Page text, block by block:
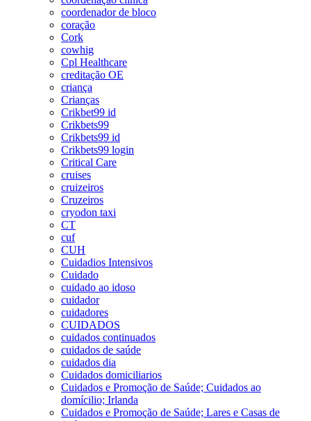
coordenador de bloco
coração
Cork
cowhig
Cpl Healthcare
creditação OE
criança
Crianças
Crikbet99 id
Crikbets99
Crikbets99 id
Crikbets99 login
Critical Care
cruises
cruizeiros
Cruzeiros
cryodon taxi
CT
cuf
CUH
Cuidadios Intensivos
Cuidado
cuidado ao idoso
cuidador
cuidadores
CUIDADOS
cuidados continuados
cuidados de saúde
cuidados dia
Cuidados domiciliarios
Cuidados e Promoção de Saúde; Cuidados ao
domícilio; Irlanda
Cuidados e Promoção de Saúde; Lares e Casas de